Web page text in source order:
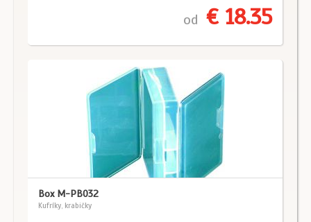
od € 18.35
Box M-PB032
Kufríky, krabičky